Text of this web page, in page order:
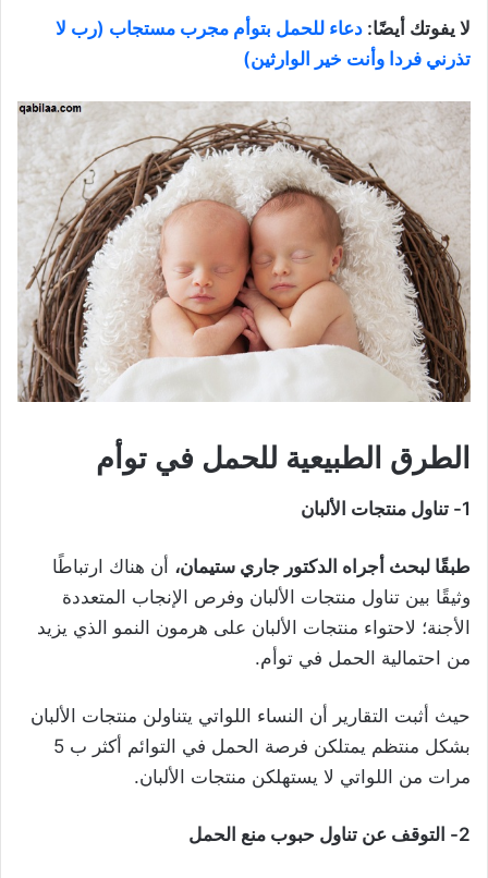
لا يفوتك أيضًا: دعاء للحمل بتوأم مجرب مستجاب (رب لا
تذرني فردا وأنت خير الوارثين)
الطرق الطبيعية للحمل في توأم
1- تناول منتجات الألبان
طبقًا لبحث أجراه الدكتور جاري ستيمان، أن هناك ارتباطًا
وثيقًا بين تناول منتجات الألبان وفرص الإنجاب المتعددة
الأجنة؛ لاحتواء منتجات الألبان على هرمون النمو الذي يزيد
من احتمالية الحمل في توأم.
حيث أثبت التقارير أن النساء اللواتي يتناولن منتجات الألبان
بشكل منتظم يمتلكن فرصة الحمل في التوائم أكثر ب 5
مرات من اللواتي لا يستهلكن منتجات الألبان.
2- التوقف عن تناول حبوب منع الحمل